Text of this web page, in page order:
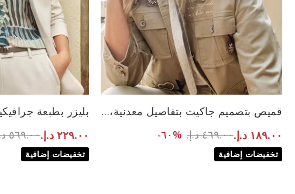
قميص بتصميم جاكيت بتفاصيل معدنية، بيج
١٨٩.٠٠ د.إ.‏ Price reduced from
٤٦٩.٠٠ د.إ.‏ to ١٨٩.٠٠ د.إ.‏%٦٠-
تخفيضات إضافية
بليزر بطبعة
٢٢٩.٠٠ د.إ.‏ from
٥٦٩.٠٠ د.إ.‏
تخفيضات إضافية